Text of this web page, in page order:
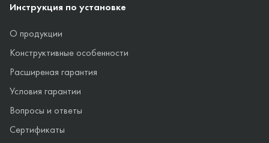
Инструкция по установке
О продукции
Конструктивные особенности
Расширеная гарантия
Условия гарантии
Вопросы и ответы
Сертификаты